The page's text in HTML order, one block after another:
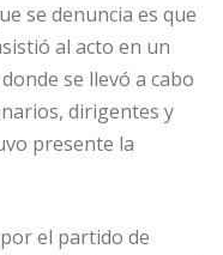
se denuncia es que
al acto en un
se llevó a cabo
dirigentes y
presente la
el partido de